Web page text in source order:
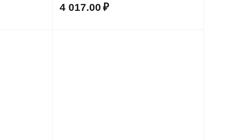
4 017.00 ₽